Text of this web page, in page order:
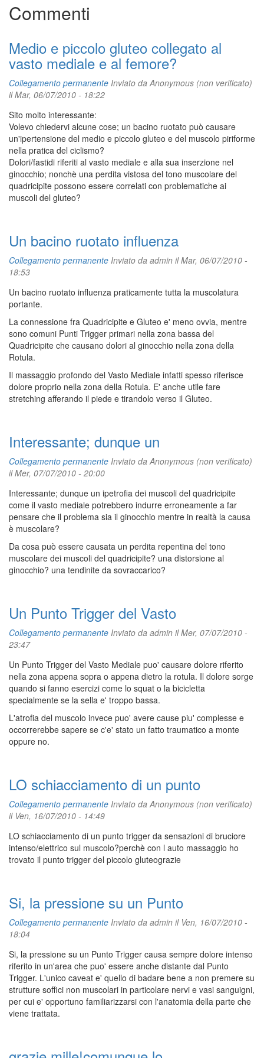
Commenti
Medio e piccolo gluteo collegato al
vasto mediale e al femore?
Collegamento permanente Inviato daAnonymous (non verificato)
il Mar, 06/07/2010 - 18:22
Sito molto interessante:
Volevo chiedervi alcune cose; un bacino ruotato può causare
un'ipertensione del medio e piccolo gluteo e del muscolo piriforme
nella pratica del ciclismo?
Dolori/fastidi riferiti al vasto mediale e alla sua inserzione nel
ginocchio; nonchè una perdita vistosa del tono muscolare del
quadricipite possono essere correlati con problematiche ai
muscoli del gluteo?
Un bacino ruotato influenza
Collegamento permanente Inviato da admin il Mar, 06/07/2010 -
18:53
Un bacino ruotato influenza praticamente tutta la muscolatura
portante.
La connessione fra Quadricipite e Gluteo e' meno ovvia, mentre
sono comuni Punti Trigger primari nella zona bassa del
Quadricipite che causano dolori al ginocchio nella zona della
Rotula.
Il massaggio profondo del Vasto Mediale infatti spesso riferisce
dolore proprio nella zona della Rotula. E' anche utile fare
stretching afferando il piede e tirandolo verso il Gluteo.
Interessante; dunque un
Collegamento permanente Inviato daAnonymous (non verificato)
il Mer, 07/07/2010 - 20:00
Interessante; dunque un ipetrofia dei muscoli del quadricipite
come il vasto mediale potrebbero indurre erroneamente a far
pensare che il problema sia il ginocchio mentre in realtà la causa
è muscolare?
Da cosa può essere causata un perdita repentina del tono
muscolare dei muscoli del quadricipite? una distorsione al
ginocchio? una tendinite da sovraccarico?
Un Punto Trigger del Vasto
Collegamento permanente Inviato da admin il Mer, 07/07/2010 -
23:47
Un Punto Trigger del Vasto Mediale puo' causare dolore riferito
nella zona appena sopra o appena dietro la rotula. Il dolore sorge
quando si fanno esercizi come lo squat o la bicicletta
specialmente se la sella e' troppo bassa.
L'atrofia del muscolo invece puo' avere cause piu' complesse e
occorrerebbe sapere se c'e' stato un fatto traumatico a monte
oppure no.
LO schiacciamento di un punto
Collegamento permanente Inviato daAnonymous (non verificato)
il Ven, 16/07/2010 - 14:49
LO schiacciamento di un punto trigger da sensazioni di bruciore
intenso/elettrico sul muscolo?perchè con l auto massaggio ho
trovato il punto trigger del piccolo gluteograzie
Si, la pressione su un Punto
Collegamento permanente Inviato da admin il Ven, 16/07/2010 -
18:04
Si, la pressione su un Punto Trigger causa sempre dolore intenso
riferito in un'area che puo' essere anche distante dal Punto
Trigger. L'unico caveat e' quello di badare bene a non premere su
strutture soffici non muscolari in particolare nervi e vasi sanguigni,
per cui e' opportuno familiarizzarsi con l'anatomia della parte che
viene trattata.